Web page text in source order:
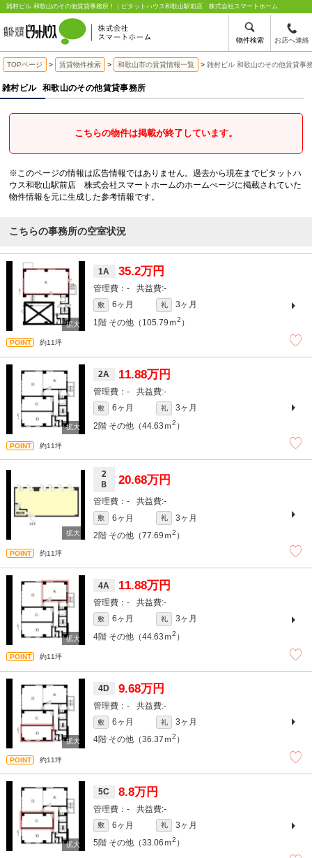
物件検索 お店へ連絡
雑村ビル 和歌山のその他賃貸事務所！｜ピタットハウス和歌山駅前店 株式会社スマートホーム
TOPページ 賃貸物件検索 和歌山市の賃貸情報一覧 雑村ビル 和歌山のその他賃貸事
雑村ビル 和歌山のその他賃貸事務所
こちらの物件は掲載が終了しています。
※このページの情報は広告情報ではありません。過去から現在までピタットハ
ウス和歌山駅前店 株式会社スマートホームのホームぺージに掲載されていた
物件情報を元に生成した参考情報です。
こちらの事務所の空室状況
1A 35.2万円
- -
敷 6ヶ月 礼
3ヶ月
1階 その他（105.79ｍ2 ）
約11坪
2A 11.88万円
- -
敷 6ヶ月 礼
3ヶ月
2階 その他（44.63ｍ2 ）
約11坪
2
Ｂ
20.68万円
- -
敷 6ヶ月 礼
3ヶ月
2階 その他（77.69ｍ2 ）
約11坪
4A 11.88万円
- -
敷 6ヶ月 礼
3ヶ月
4階 その他（44.63ｍ2 ）
約11坪
4D 9.68万円
- -
敷 6ヶ月 礼
3ヶ月
4階 その他（36.37ｍ2 ）
約11坪
5C 8.8万円
- -
敷 6ヶ月 礼
3ヶ月
5階 その他（33.06ｍ2 ）